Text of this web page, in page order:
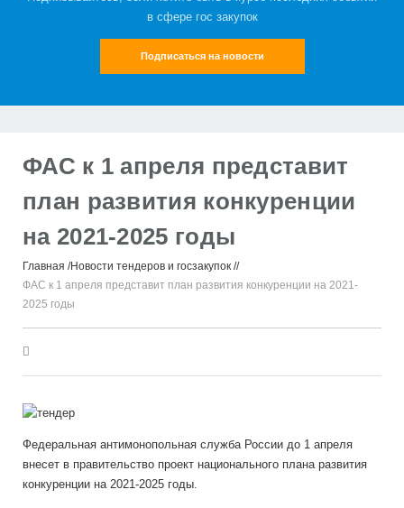
в сфере гос закупок
Подписаться на новости
ФАС к 1 апреля представит
план развития конкуренции
на 2021-2025 годы
Главная Новости тендеров и госзакупок
ФАС к 1 апреля представит план развития конкуренции на 2021-
2025 годы
Федеральная антимонопольная служба России до 1 апреля
внесет в правительство проект национального плана развития
конкуренции на 2021-2025 годы.